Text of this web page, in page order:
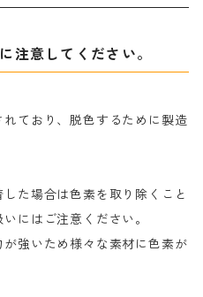
注意してください。
ており、脱色するために製造
た場合は色素を取り除くこと
にはご注意ください。
強いため様々な素材に色素が